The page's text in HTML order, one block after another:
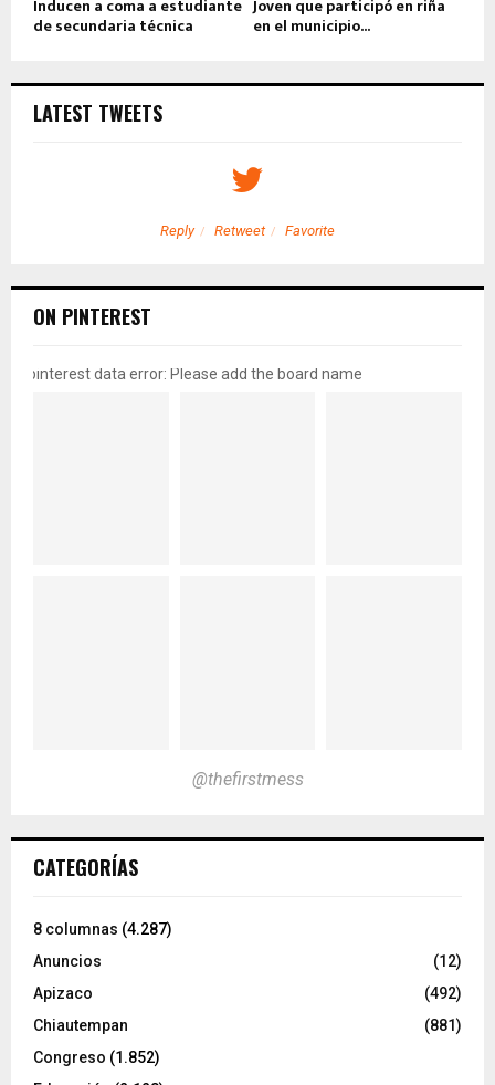
Inducen a coma a estudiante
de secundaria técnica
Joven que participó en riña
en el municipio...
LATEST TWEETS
Reply Retweet Favorite
ON PINTEREST
pinterest data error: Please add the board name
@thefirstmess
CATEGORÍAS
8 columnas (4.287)
Anuncios
(12)
Apizaco
(492)
Chiautempan
(881)
Congreso (1.852)